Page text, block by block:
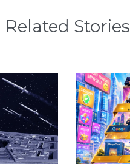
Related Stories